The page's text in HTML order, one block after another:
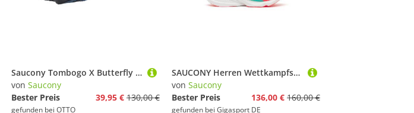
Saucony Tombogo X Butterfly (Clog-Außenschuh) schwarz Herren Sneaker
von Saucony
Bester Preis
39,95 € 130,00 €
gefunden bei OTTO
SAUCONY Herren Wettkampfschuhe Endorphine Azura weiss | 43
von Saucony
Bester Preis
136,00 € 160,00 €
gefunden bei Gigasport DE